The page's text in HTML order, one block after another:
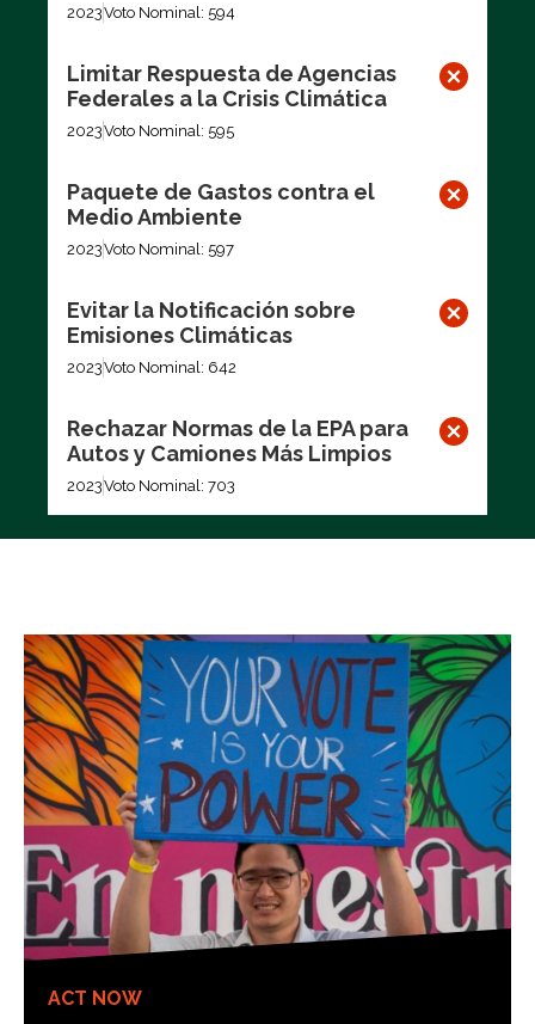
2023Voto Nominal: 594
Limitar Respuesta de Agencias
Federales a la Crisis Climática
2023Voto Nominal: 595
Paquete de Gastos contra el
Medio Ambiente
2023Voto Nominal: 597
Evitar la Notificación sobre
Emisiones Climáticas
2023Voto Nominal: 642
Rechazar Normas de la EPA para
Autos y Camiones Más Limpios
2023Voto Nominal: 703
ACT NOW